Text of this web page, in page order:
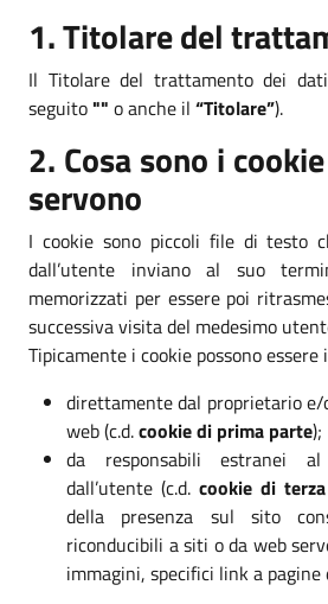
1. Titolare del
Il Titolare del trattamento dei
seguito"" o anche il “Titolare”).
2. Cosa sono i
servono
I cookie sono piccoli file di testo
dall’utente inviano al suo
memorizzati per essere poi
successiva visita del medesimo
Tipicamente i cookie possono
direttamente dal proprietario e/
web (c.d.cookie di prima parte);
da responsabili estranei
dall’utente (c.d. cookie di
della presenza sul sito
riconducibili a siti o da web
immagini, specifici link a pagine